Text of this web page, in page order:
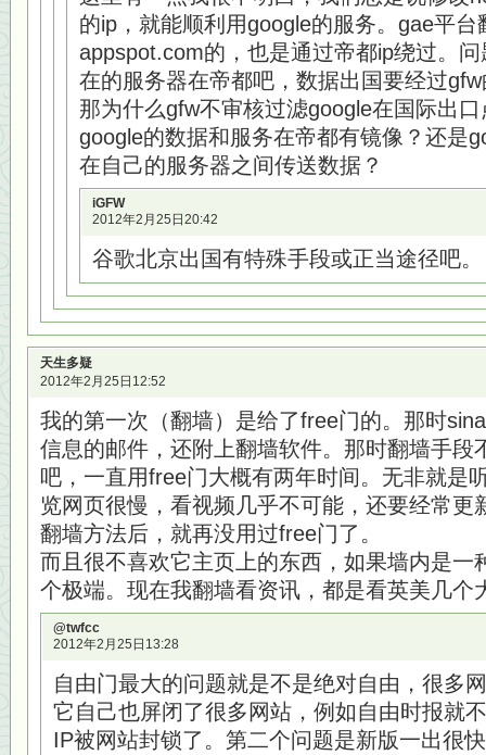
的ip，就能顺利用google的服务。gae平
appspot.com的，也是通过帝都ip绕过。
在的服务器在帝都吧，数据出国要经过
那为什么gfw不审核过滤google在国际出
google的数据和服务在帝都有镜像？还是
在自己的服务器之间传送数据？
iGFW
2012年2月25日20:42
谷歌北京出国有特殊手段或正当途径吧。
天生多疑
2012年2月25日12:52
我的第一次（翻墙）是给了free门的。那时
信息的邮件，还附上翻墙软件。那时翻墙手段
吧，一直用free门大概有两年时间。无非就是
览网页很慢，看视频几乎不可能，还要经常更
翻墙方法后，就再没用过free门了。
而且很不喜欢它主页上的东西，如果墙内是一
个极端。现在我翻墙看资讯，都是看英美几个
@twfcc
2012年2月25日13:28
自由门最大的问题就是不是绝对自由，很多
它自己也屏闭了很多网站，例如自由时报就
IP被网站封锁了。第二个问题是新版一出很